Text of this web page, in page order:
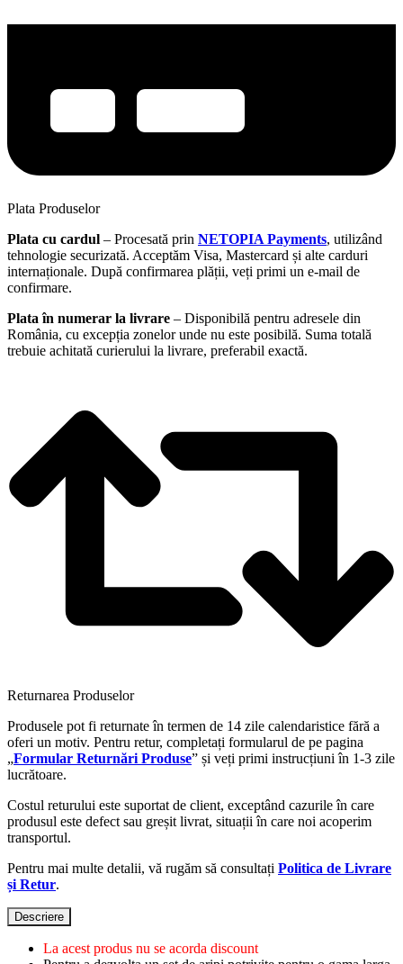
Plata Produselor
Plata cu cardul – Procesată prin NETOPIA Payments, utilizând
tehnologie securizată. Acceptăm Visa, Mastercard și alte carduri
internaționale. După confirmarea plății, veți primi un e-mail de
confirmare.
Plata în numerar la livrare – Disponibilă pentru adresele din
România, cu excepția zonelor unde nu este posibilă. Suma totală
trebuie achitată curierului la livrare, preferabil exactă.
Returnarea Produselor
Produsele pot fi returnate în termen de 14 zile calendaristice fără a
oferi un motiv. Pentru retur, completați formularul de pe pagina
„Formular Returnări Produse” și veți primi instrucțiuni în 1-3 zile
lucrătoare.
Costul returului este suportat de client, exceptând cazurile în care
produsul este defect sau greșit livrat, situații în care noi acoperim
transportul.
Pentru mai multe detalii, vă rugăm să consultați Politica de Livrare
și Retur.
Descriere
La acest produs nu se acorda discount